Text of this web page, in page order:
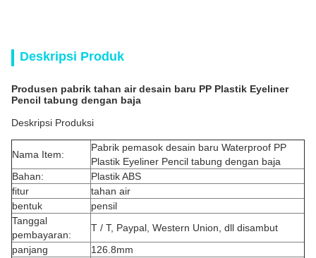
Deskripsi Produk
Produsen pabrik tahan air desain baru PP Plastik Eyeliner
Pencil tabung dengan baja
Deskripsi Produksi
Nama Item:
Pabrik pemasok desain baru Waterproof PP
Plastik Eyeliner Pencil tabung dengan baja
Bahan:
Plastik ABS
fitur
tahan air
bentuk
pensil
Tanggal
pembayaran:
T / T, Paypal, Western Union, dll disambut
panjang
126.8mm